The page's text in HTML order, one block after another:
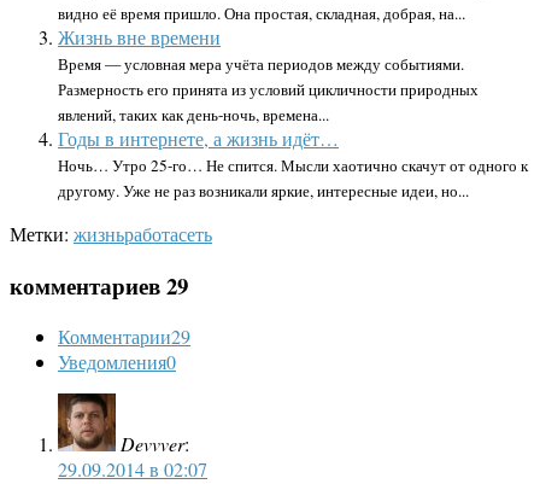
видно её время пришло. Она простая, складная, добрая, на...
Жизнь вне времени
Время — условная мера учёта периодов между событиями.
Размерность его принята из условий цикличности природных
явлений, таких как день-ночь, времена...
Годы в интернете, а жизнь идёт…
Ночь… Утро 25-го… Не спится. Мысли хаотично скачут от одного к
другому. Уже не раз возникали яркие, интересные идеи, но...
Метки: жизньработасеть
комментариев 29
Комментарии29
Уведомления0
Devvver:
29.09.2014 в 02:07